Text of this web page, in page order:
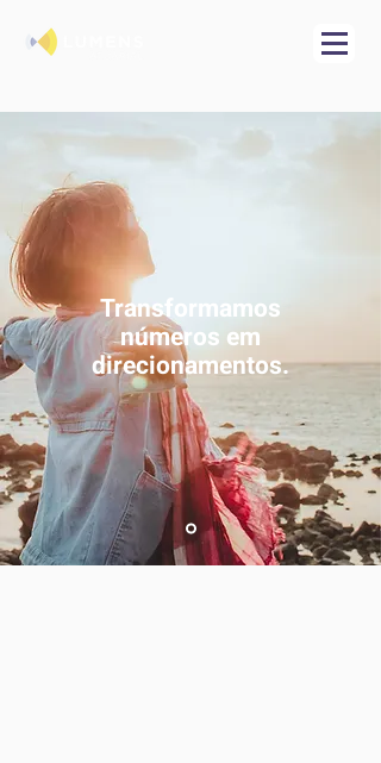
Transformamos
números em
direcionamentos.